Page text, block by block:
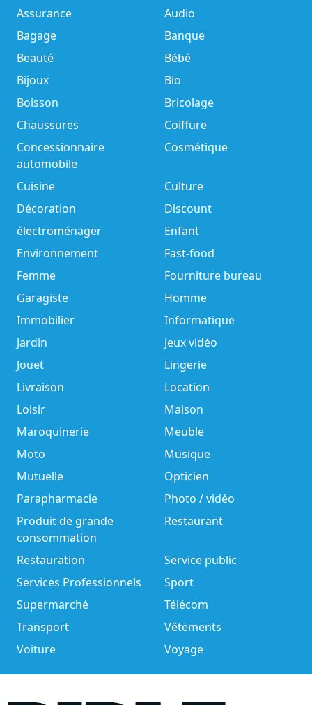
Assurance
Audio
Bagage
Banque
Beauté
Bébé
Bijoux
Bio
Boisson
Bricolage
Chaussures
Coiffure
Concessionnaire
automobile
Cosmétique
Cuisine
Culture
Décoration
Discount
électroménager
Enfant
Environnement
Fast-food
Femme
Fourniture bureau
Garagiste
Homme
Immobilier
Informatique
Jardin
Jeux vidéo
Jouet
Lingerie
Livraison
Location
Loisir
Maison
Maroquinerie
Meuble
Moto
Musique
Mutuelle
Opticien
Parapharmacie
Photo / vidéo
Produit de grande
consommation
Restaurant
Restauration
Service public
Services Professionnels
Sport
Supermarché
Télécom
Transport
Vêtements
Voiture
Voyage